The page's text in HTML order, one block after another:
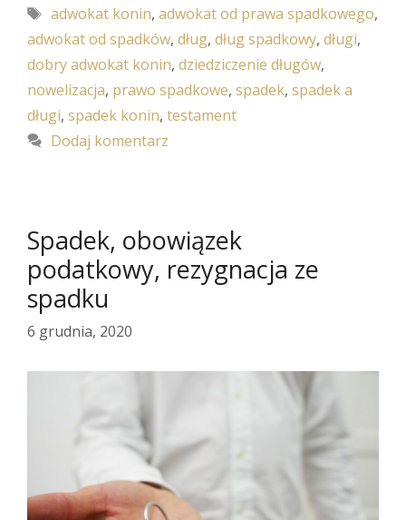
Tagi
adwokat konin, adwokat od prawa spadkowego,
adwokat od spadków, dług, dług spadkowy, długi,
dobry adwokat konin, dziedziczenie długów,
nowelizacja, prawo spadkowe, spadek, spadek a
długi, spadek konin, testament
Dodaj komentarz
Spadek, obowiązek
podatkowy, rezygnacja ze
spadku
6 grudnia, 2020